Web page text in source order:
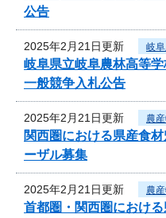
公告
2025年2月21日更新 岐
岐阜県立岐阜農林高等
一般競争入札公告
2025年2月21日更新 農
関西圏における県産食
ーザル募集
2025年2月21日更新 農
首都圏・関西圏におけ